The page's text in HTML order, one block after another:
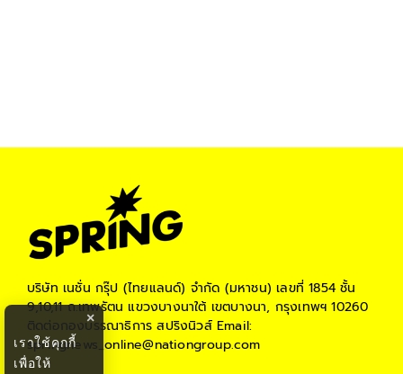
บริษัท เนชั่น กรุ๊ป (ไทยแลนด์) จำกัด (มหาชน) เลขที่ 1854 ชั้น
9,10,11 ถ.เทพรัตน แขวงบางนาใต้ เขตบางนา, กรุงเทพฯ 10260
ติดต่อกองบรรณาธิการ สปริงนิวส์Email:
springnews_online@nationgroup.com
×
เราใช้คุกกี้
เพื่อให้